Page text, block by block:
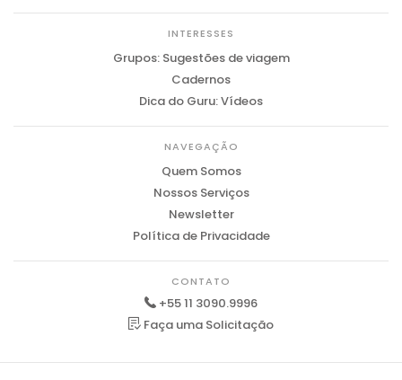
INTERESSES
Grupos: Sugestões de viagem
Cadernos
Dica do Guru: Vídeos
NAVEGAÇÃO
Quem Somos
Nossos Serviços
Newsletter
Política de Privacidade
CONTATO
+55 11 3090.9996
Faça uma Solicitação